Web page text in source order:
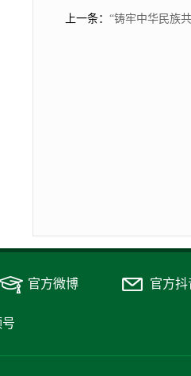
上一条： “铸牢中华民族
官方微博 官方抖